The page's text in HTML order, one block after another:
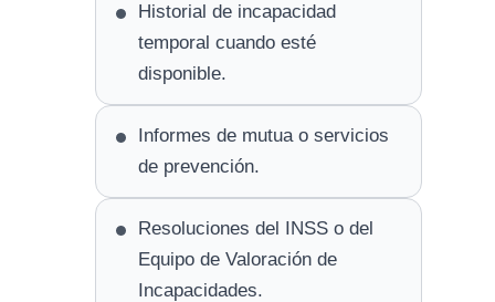
Historial de incapacidad
temporal cuando esté
disponible.
Informes de mutua o servicios
de prevención.
Resoluciones del INSS o del
Equipo de Valoración de
Incapacidades.